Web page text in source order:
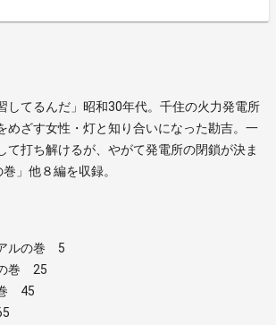
してるんだ」昭和30年代。千住の火力発電所
めざす女性・灯と知り合いになった勘吉。一
て打ち解けるが、やがて発電所の閉鎖が決ま
」他８編を収録。
ルの巻 5
巻 25
45